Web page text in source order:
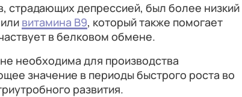
страдающих депрессией, был более низкий
витамина B9, который также помогает
в белковом обмене.
необходима для производства
значение в периоды быстрого роста во
развития.